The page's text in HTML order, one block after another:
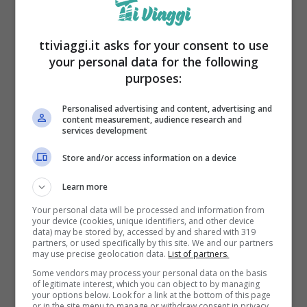
La presenza di numerose aree di sosta e
panchine rende il sentiero particolarmente
adatto per famiglie con bambini piccoli.
Terre
Il Sentiero dei Ronchi, situato nel Parco delle
per una giornata di trekking con i bambini.
Questo sentiero,che collega i borghi di
Corniglia e Vernazza, è lungo circa 2,5
moderatamente facile, con un dislivello
ttiviaggi.it asks for your consent to use
your personal data for the following
purposes:
Personalised advertising and content, advertising and
content measurement, audience research and
services development
Store and/or access information on a device
Learn more
Your personal data will be processed and information from
your device (cookies, unique identifiers, and other device
data) may be stored by, accessed by and shared with 319
partners, or used specifically by this site. We and our partners
may use precise geolocation data. List of partners.
Some vendors may process your personal data on the basis
of legitimate interest, which you can object to by managing
your options below. Look for a link at the bottom of this page